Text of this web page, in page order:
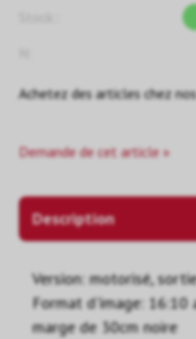
Achetez des articles chez
Demande de cet article »
Description
Version: motorisé,
Format d'image: 16:10
marge de 30cm noire